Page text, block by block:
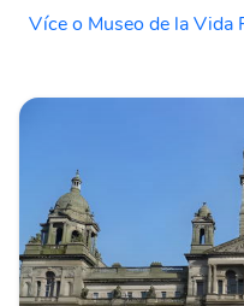
Více o Museo de la Vida